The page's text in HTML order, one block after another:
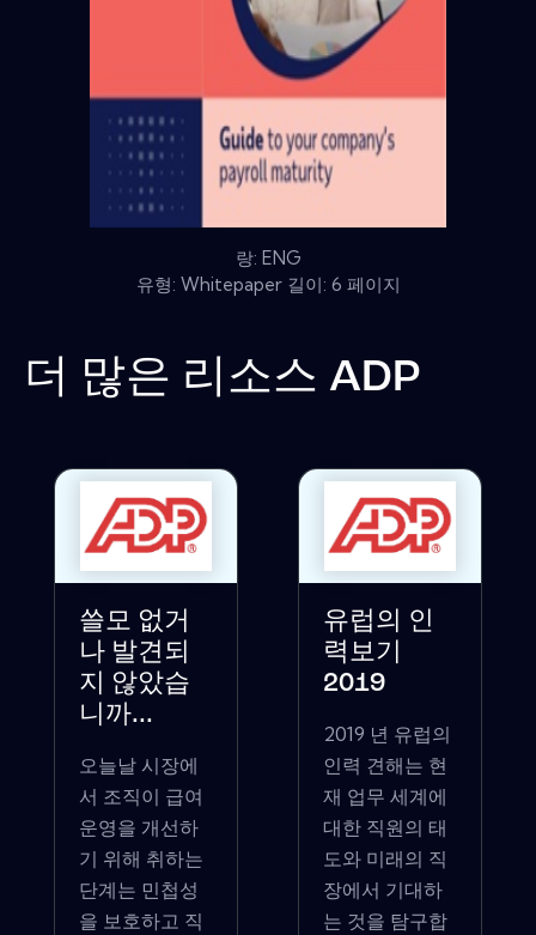
랑: ENG
유형: Whitepaper 길이: 6 페이지
더 많은 리소스 ADP
쓸모 없거
나 발견되
지 않았습
니까...
오늘날 시장에
서 조직이 급여
운영을 개선하
기 위해 취하는
단계는 민첩성
을 보호하고 직
유럽의 인
력보기
2019
2019 년 유럽의
인력 견해는 현
재 업무 세계에
대한 직원의 태
도와 미래의 직
장에서 기대하
는 것을 탐구합